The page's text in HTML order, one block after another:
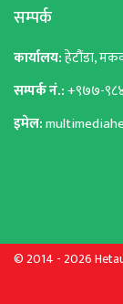
सम्पर्क
कार्यालय:हेटौंडा,
सम्पर्क नं.:+९७७-
इमेल:
© 2014 - 2026